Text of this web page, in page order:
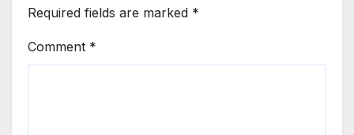
Required fields are marked *
Comment *